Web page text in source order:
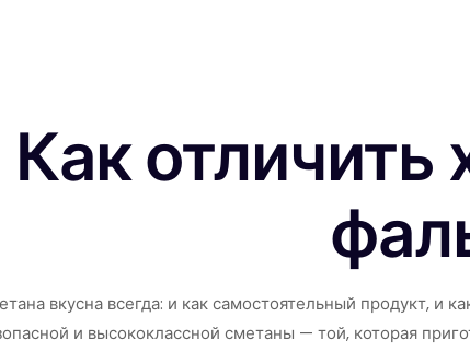
Как
вкусна всегда: и как самостоятельный продукт, и
и высококлассной сметаны — той, которая